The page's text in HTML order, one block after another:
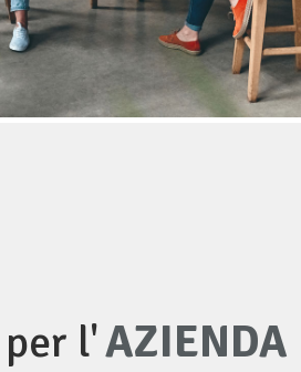
l'AZIENDA